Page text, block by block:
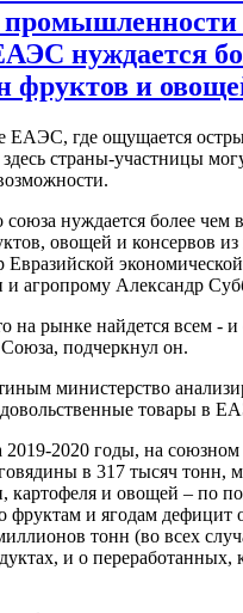
промышленности
нуждается
фруктов и
ЕАЭС, где ощущается
страны-участницы
нуждается более чем
овощей и консервов
Евразийской
агропрому Александр
на рынке найдется всем - и
подчеркнул он.
министерство
товары в
2019-2020 годы, на
в 317 тысяч тонн,
картофеля и овощей – по
и ягодам дефицит
тонн (во всех
и о переработанных,